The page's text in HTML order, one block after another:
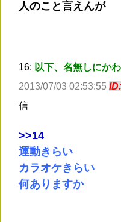
人のこと言えんが
16: 以下、名無しにか
2013/07/03 02:53:55
信
>>14
運動きらい
カラオケきらい
何ありますか